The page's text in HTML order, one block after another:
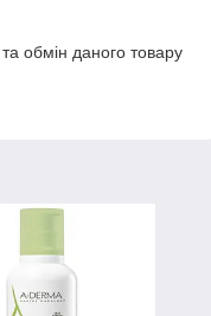
обмін даного товару